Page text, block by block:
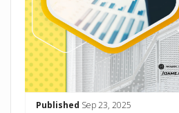
Published Sep 23, 2025